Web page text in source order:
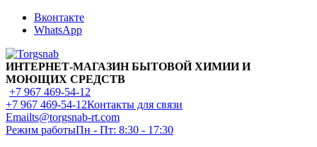
Вконтакте
WhatsApp
ИНТЕРНЕТ-МАГАЗИН БЫТОВОЙ ХИМИИ И
МОЮЩИХ СРЕДСТВ
+7 967 469-54-12
+7 967 469-54-12Контакты для связи
Emailts@torgsnab-rt.com
Режим работыПн - Пт: 8:30 - 17:30